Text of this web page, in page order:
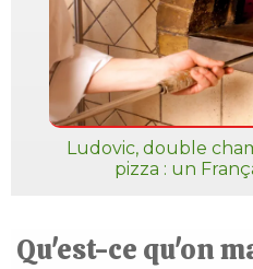
Ludovic, double
pizza : un
Qu'est-ce qu'on